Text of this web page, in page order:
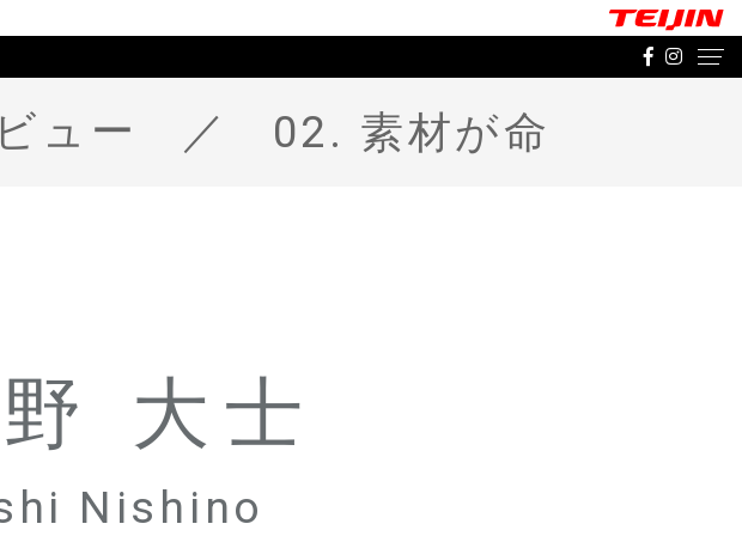
ュー 02. 素材が命
大士
Nishino